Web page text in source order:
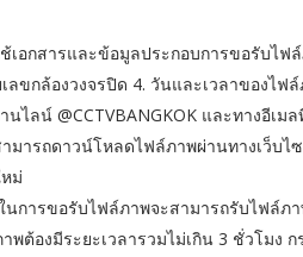
เอกสารและข้อมูลประกอบการขอรับไฟ
ลขกล้องวงจรปิด 4. วันและเวลาของไฟ
นไลน์ @CCTVBANGKOK และทางอีเ
มารถดาวน์โหลดไฟล์ภาพผ่านทางเว็บไ
ม่
นการขอรับไฟล์ภาพจะสามารถรับไฟล์ภ
พต้องมีระยะเวลารวมไม่เกิน 3 ชั่วโมง